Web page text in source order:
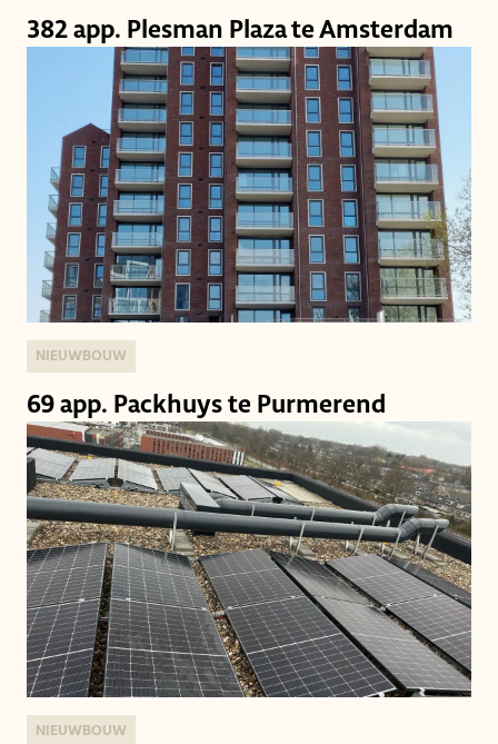
382 app. Plesman Plaza te Amsterdam
NIEUWBOUW
69 app. Packhuys te Purmerend
NIEUWBOUW